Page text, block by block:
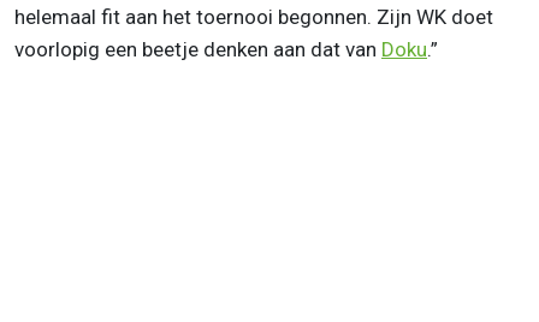
helemaal fit aan het toernooi begonnen. Zijn WK doet
voorlopig een beetje denken aan dat van Doku.”